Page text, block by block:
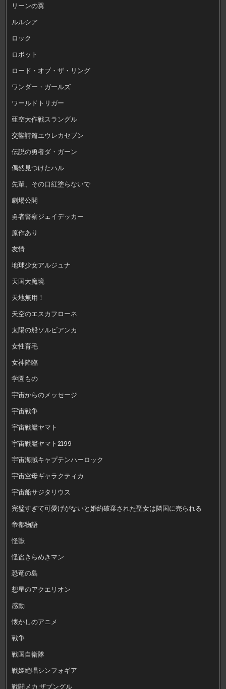
リーンの翼
ルルシア
ロック
ロボット
ロード・オブ・ザ・リング
ワンダー・ガールズ
ワールドトリガー
亜空大作戦スラングル
交響詩篇エウレカセブン
伝説の勇者ダ・ガーン
偶然見つけたハル
先輩、その口紅塗らないで
劇場公開
勇者警察ジェイデッカー
原作あり
友情
地球少女アルジュナ
天国大魔境
天地無用！
天空のエスカフローネ
太陽の船ソルビアンカ
女性育毛
女神降臨
学園もの
宇宙からのメッセージ
宇宙戦争
宇宙戦艦ヤマト
宇宙戦艦ヤマト2199
宇宙海賊キャプテンハーロック
宇宙空母ギャラクティカ
宇宙船サジタリウス
完璧すぎて可愛げがないと婚約破棄された聖女は隣国に売られる
帝都物語
怪獣
怪盗きらめきマン
恐竜の島
想星のアクエリオン
感動
懐かしのアニメ
戦争
戦国自衛隊
戦姫絶唱シンフォギア
戦闘メカ ザブングル